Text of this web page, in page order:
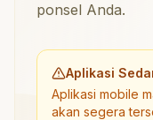
ponsel Anda.
Aplikasi
Aplikasi mobile
akan segera